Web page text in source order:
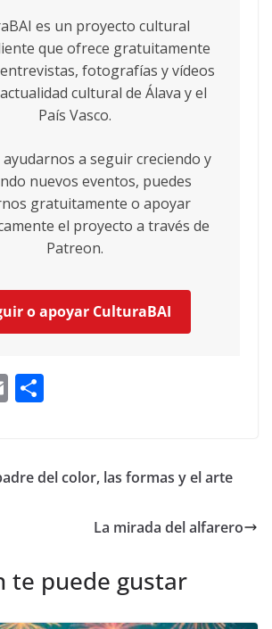
es un proyecto cultural
que ofrece gratuitamente
fotografías y vídeos
cultural de Álava y el
País Vasco.
ayudarnos a seguir creciendo y
nuevos eventos, puedes
gratuitamente o apoyar
el proyecto a través de
Patreon.
o apoyar CulturaBAI
E
l p
del color, las formas y el arte
La mirada del alfarero
te puede gustar